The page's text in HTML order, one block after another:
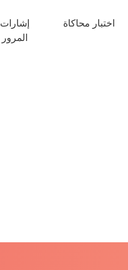
اختبار محاكاة
إشارات
المرور